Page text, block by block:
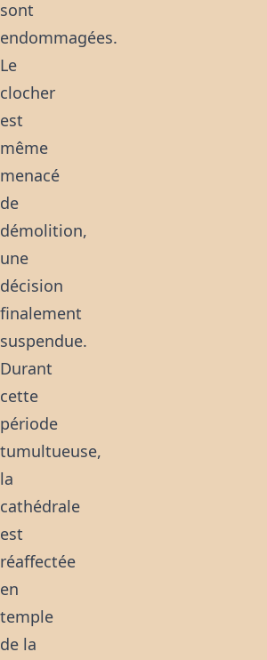
sont
endommagées.
Le
clocher
est
même
menacé
de
démolition,
une
décision
finalement
suspendue.
Durant
cette
période
tumultueuse,
la
cathédrale
est
réaffectée
en
temple
de la